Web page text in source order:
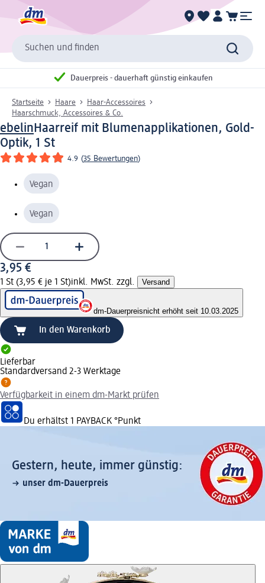
Suchen und finden
Dauerpreis - dauerhaft günstig einkaufen
Startseite Haare
Haar-Accessoires
Haarschmuck, Accessoires & Co.
ebelin Haarreif mit Blumenapplikationen, Gold-
Optik, 1 St
4.9 (35 Bewertungen)
Vegan
Vegan
3,95 €
1 St (3,95 € je 1 St)inkl. MwSt. zzgl. Versand
dm-Dauerpreisnicht erhöht seit 10.03.2025
In den Warenkorb
Lieferbar
Standardversand 2-3 Werktage
Verfügbarkeit in einem dm-Markt prüfen
Du erhältst 1 PAYBACK °Punkt
Gestern, heute, immer günstig:
unser dm-Dauerpreis